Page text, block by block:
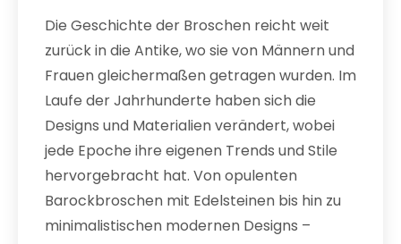
Die Geschichte der Broschen reicht weit
zurück in die Antike, wo sie von Männern und
Frauen gleichermaßen getragen wurden. Im
Laufe der Jahrhunderte haben sich die
Designs und Materialien verändert, wobei
jede Epoche ihre eigenen Trends und Stile
hervorgebracht hat. Von opulenten
Barockbroschen mit Edelsteinen bis hin zu
minimalistischen modernen Designs –